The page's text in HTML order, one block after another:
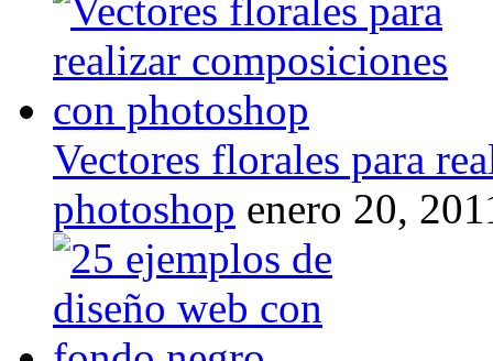
Vectores florales para
photoshop enero 20,